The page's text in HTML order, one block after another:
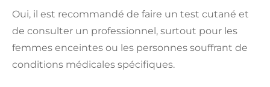
Oui, il est recommandé de faire un test cutané et
de consulter un professionnel, surtout pour les
femmes enceintes ou les personnes souffrant de
conditions médicales spécifiques.